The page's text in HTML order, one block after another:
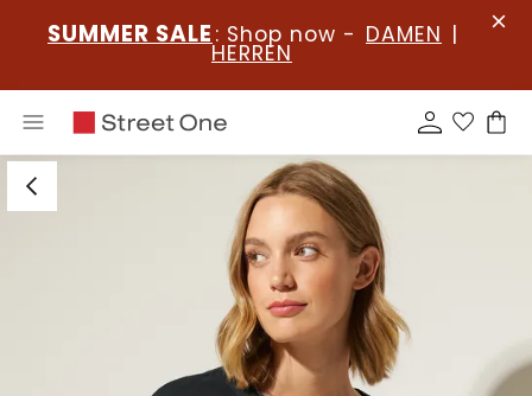
SUMMER SALE : Shop now - DAMEN |
HERREN